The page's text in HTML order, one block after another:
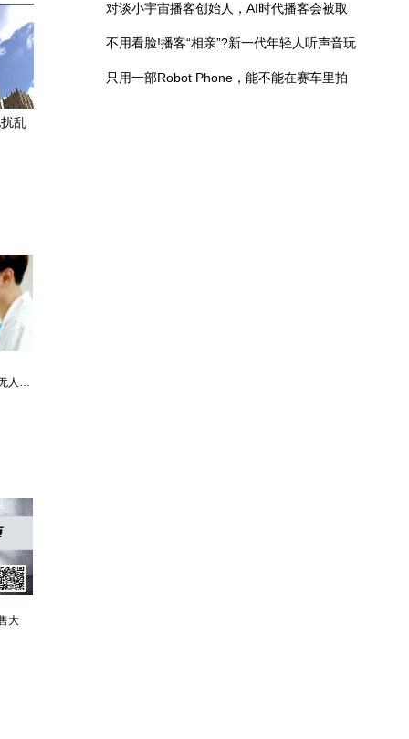
乱
最强仙医：一身布艺却无人不识
大
对谈小宇宙播客创始人，AI时代播客会被取
不用看脸!播客“相亲”?新一代年轻人听声音玩
只用一部Robot Phone，能不能在赛车里拍